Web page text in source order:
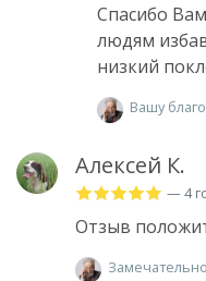
Спасибо
людям
низкий
Вашу
Алексей К.
— 4
Отзыв